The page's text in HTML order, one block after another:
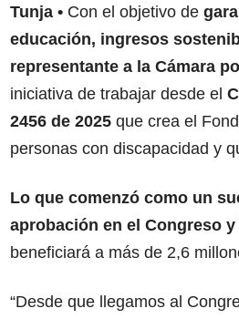
Tunja Con el objetivo de
educación, ingresos
representante a la Cámara
iniciativa de trabajar desde el
2456 de 2025 que crea el
personas con discapacidad y
Lo que comenzó como un
aprobación en el Congreso
beneficiará a más de 2,6
“Desde que llegamos al